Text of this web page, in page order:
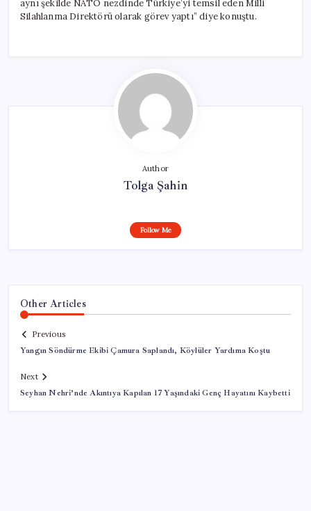
aynı şekilde NATO nezdinde Türkiye’yi temsil eden Milli
Silahlanma Direktörü olarak görev yaptı” diye konuştu.
Author
Tolga Şahin
Follow Me
Other Articles
Previous
Yangın Söndürme Ekibi Çamura Saplandı, Köylüler Yardıma Koştu
Next
Seyhan Nehri’nde Akıntıya Kapılan 17 Yaşındaki Genç Hayatını Kaybetti